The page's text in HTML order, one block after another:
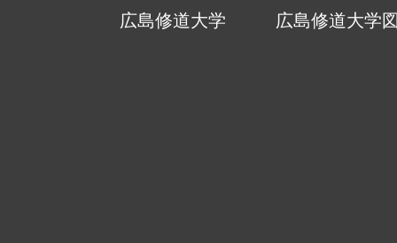
広島修道大学 広島修道大学